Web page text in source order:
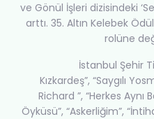
ve Gönül İşleri dizisindeki
arttı. 35. Altın Kelebek
rolüne
İstanbul Şehir
Kızkardeş”, “Saygılı
Richard ”, “Herkes Aynı
Öyküsü”, “Askerliğim”,